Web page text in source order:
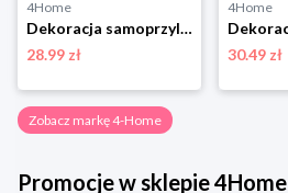
4Home
Dekoracja samoprzylepna Peppa Pig Car, 30 x 30 cm 4-Home
28.99 zł
4Home
30.49 zł
Zobacz markę 4-Home
Promocje w sklepie 4Home